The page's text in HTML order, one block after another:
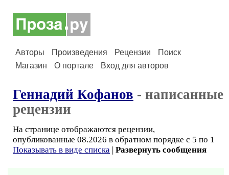
Авторы Произведения Рецензии
Поиск
Магазин
О портале Вход для авторов
Геннадий Кофанов - написанные
рецензии
На странице отображаются рецензии,
опубликованные 08.2026 в обратном порядке с 5 по 1
Показывать в виде списка | Развернуть сообщения